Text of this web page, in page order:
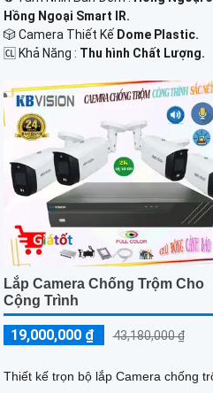
Hồng Ngoại Smart IR.
🎲 Camera Thiết Kế Dome Plastic.
️🆑 Khả Năng : Thu hình Chất Lượng.
Lắp Camera Chống Trộm Cho
Cộng Trình
19,000,000 ₫ 43,180,000 ₫
Thiết kế trọn bộ lắp Camera chống